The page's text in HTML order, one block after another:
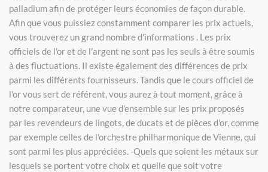
palladium afin de protéger leurs économies de façon durable.
Afin que vous puissiez constamment comparer les prix actuels,
vous trouverez un grand nombre d'informations . Les prix
officiels de l'or et de l'argent ne sont pas les seuls à être soumis
à des fluctuations. Il existe également des différences de prix
parmi les différents fournisseurs. Tandis que le cours officiel de
l'or vous sert de référent, vous aurez à tout moment, grâce à
notre comparateur, une vue d'ensemble sur les prix proposés
par les revendeurs de lingots, de ducats et de pièces d'or, comme
par exemple celles de l'orchestre philharmonique de Vienne, qui
sont parmi les plus appréciées. -Quels que soient les métaux sur
lesquels se portent votre choix et quelle que soit votre